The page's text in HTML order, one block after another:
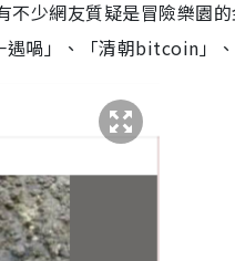
少網友質疑是冒險樂園
喎」、「清朝bitcoin」